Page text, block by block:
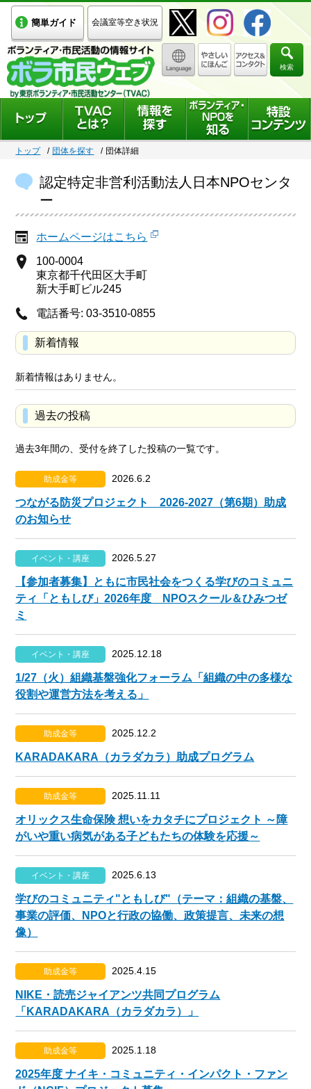
簡単ガイド 会議室等空き状況
検索
トップ 団体を探す 団体詳細
認定特定非営利活動法人日本NPOセンタ
ー
ホームページはこちら
100-0004
東京都千代田区大手町
新大手町ビル245
電話番号: 03-3510-0855
新着情報
新着情報はありません。
過去の投稿
過去3年間の、受付を終了した投稿の一覧です。
助成金等 2026.6.2
つながる防災プロジェクト 2026-2027（第6期）助成
のお知らせ
イベント・講座 2026.5.27
【参加者募集】ともに市民社会をつくる学びのコミュニ
ティ「ともしび」2026年度 NPOスクール＆ひみつゼ
ミ
イベント・講座 2025.12.18
1/27（火）組織基盤強化フォーラム「組織の中の多様な
役割や運営方法を考える」
助成金等 2025.12.2
KARADAKARA（カラダカラ）助成プログラム
助成金等 2025.11.11
オリックス生命保険 想いをカタチにプロジェクト ～障
がいや重い病気がある子どもたちの体験を応援～
イベント・講座 2025.6.13
学びのコミュニティ"ともしび"（テーマ：組織の基盤、
事業の評価、NPOと行政の協働、政策提言、未来の想
像）
助成金等 2025.4.15
NIKE・読売ジャイアンツ共同プログラム
「KARADAKARA（カラダカラ）」
助成金等 2025.1.18
2025年度 ナイキ・コミュニティ・インパクト・ファン